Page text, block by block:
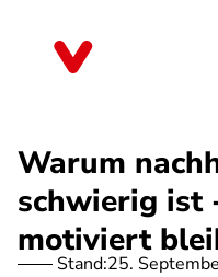
Warum
schwierig ist
motiviert
Stand:25.